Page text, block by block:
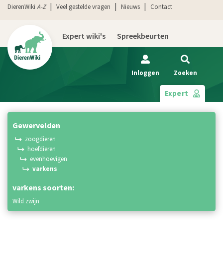
DierenWiki A-Z Veel gestelde vragen Nieuws Contact
Expert wiki's Spreekbeurten
gewervelden
zoogdieren
hoefdieren
evenhoevigen
varkens
varkens soorten:
wild zwijn
Inloggen Zoeken
Expert